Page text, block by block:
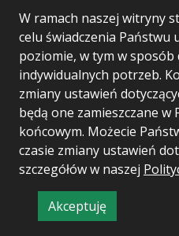
W ramach naszej witryny
celu świadczenia Państwu
poziomie, w tym w
indywidualnych potrzeb.
zmiany ustawień
będą one zamieszczane w
końcowym. Możecie
czasie zmiany ustawień
szczegółów w naszej
Akceptuję
informację
Statystyki
Ostatnio dodane
Polityka prywatności
Wersja systemu: 5.7.0
Ostatnia aktualizacja BIP:
CMS: Logonet Sp. z o.o. w